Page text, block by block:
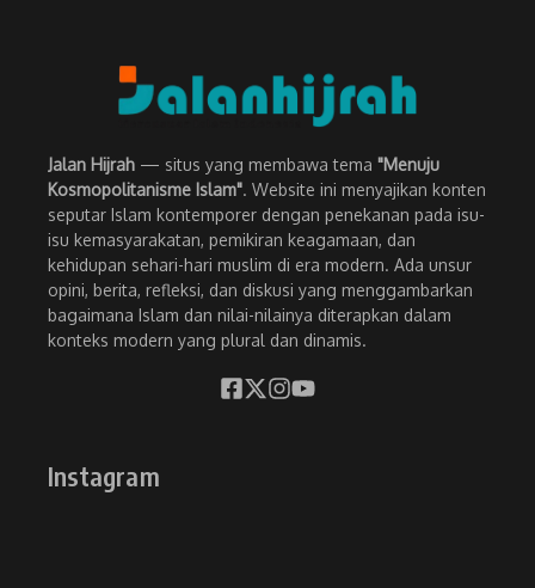
Jalan Hijrah — situs yang membawa tema "Menuju
Kosmopolitanisme Islam". Website ini menyajikan konten
seputar Islam kontemporer dengan penekanan pada isu-
isu kemasyarakatan, pemikiran keagamaan, dan
kehidupan sehari-hari muslim di era modern. Ada unsur
opini, berita, refleksi, dan diskusi yang menggambarkan
bagaimana Islam dan nilai-nilainya diterapkan dalam
konteks modern yang plural dan dinamis.
Instagram